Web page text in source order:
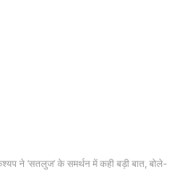
ने ‘सतलुज’ के समर्थन में कही बड़ी बात, बोले-